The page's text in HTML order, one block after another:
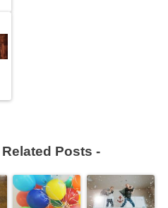
Related Posts -